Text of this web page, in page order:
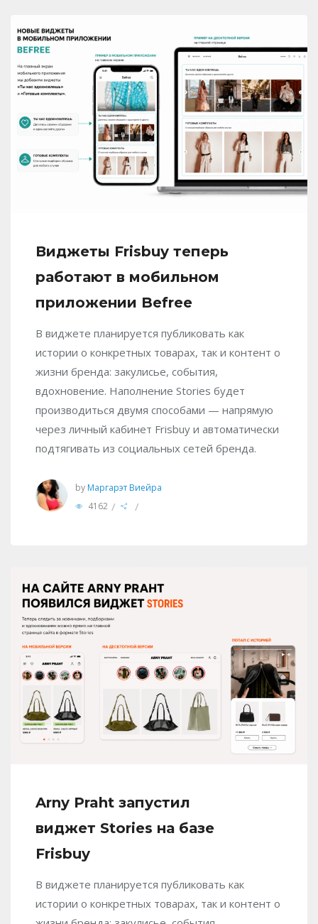
Виджеты Frisbuy теперь
работают в мобильном
приложении Befree
В виджете планируется публиковать как
истории о конкретных товарах, так и контент о
жизни бренда: закулисье, события,
вдохновение. Наполнение Stories будет
производиться двумя способами — напрямую
через личный кабинет Frisbuy и автоматически
подтягивать из социальных сетей бренда.
by Маргарэт Виейра
4162 / /
Arny Praht запустил
виджет Stories на базе
Frisbuy
В виджете планируется публиковать как
истории о конкретных товарах, так и контент о